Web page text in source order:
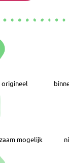
origineel
mogelijk